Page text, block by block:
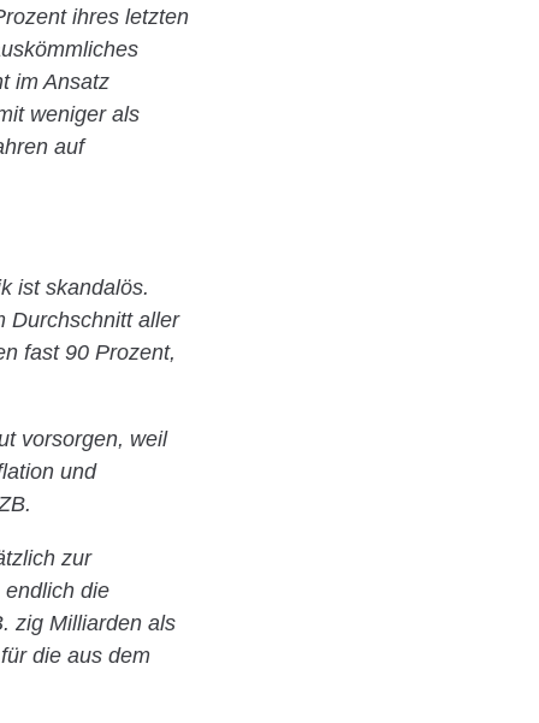
ihres letzten
im Ansatz
weniger als
auf
ist skandalös.
Durchschnitt aller
fast 90 Prozent,
vorsorgen, weil
und
zur
die
zig Milliarden als
die aus dem